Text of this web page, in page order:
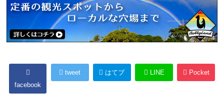
facebook
tweet はてブ LINE Pocket